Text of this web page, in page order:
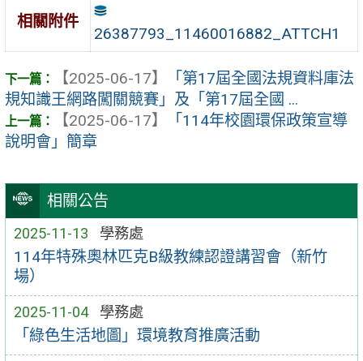
相關公告
2025-11-13 學務處
114年特殊奧林匹克B級教練認證講習會（新竹
場）
2025-11-04 學務處
「綠色生活地圖」環境教育推廣活動
相關附件
26387793_11460016882_ATTCH1
【2025-06-17】
「第17屆全國法規資料庫法
規知識王網路闖關競賽」及「第17屆全國 ...
【2025-06-17】
「114年校園環保政策宣導
說明會」簡章